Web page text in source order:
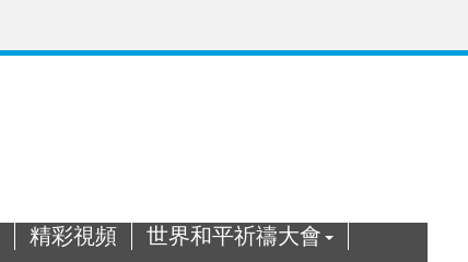
精彩視頻
世界和平祈禱大會